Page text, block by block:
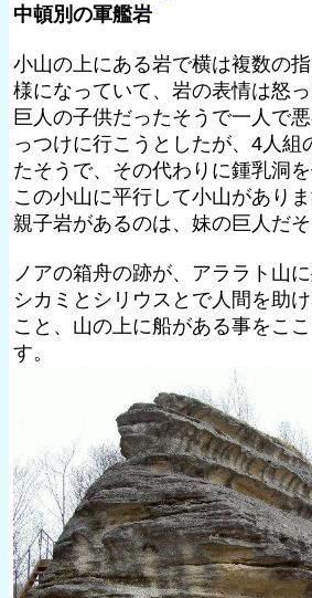
中頓別の軍艦岩
小山の上にある岩で横は複数の
様になっていて、岩の表情は怒っ
巨人の子供だったそうで一人で
っつけに行こうとしたが、4人組
たそうで、その代わりに鍾乳洞を
この小山に平行して小山があり
親子岩があるのは、妹の巨人だそ
ノアの箱舟の跡が、アララト山
シカミとシリウスとで人間を助
こと、山の上に船がある事をこ
す。